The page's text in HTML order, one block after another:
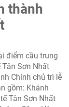
thành
điểm cầu trung
Sơn Nhất
Chính chủ trì lễ
gồm: Khánh
Tân Sơn Nhất